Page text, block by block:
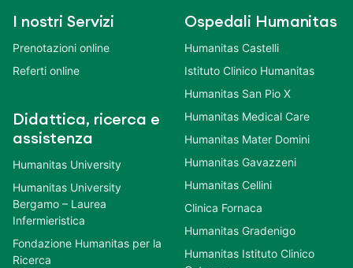
I nostri Servizi
Prenotazioni online
Referti online
Didattica, ricerca e
assistenza
Humanitas University
Humanitas University
Bergamo – Laurea
Infermieristica
Fondazione Humanitas per la
Ricerca
Ospedali Humanitas
Humanitas Castelli
Istituto Clinico Humanitas
Humanitas San Pio X
Humanitas Medical Care
Humanitas Mater Domini
Humanitas Gavazzeni
Humanitas Cellini
Clinica Fornaca
Humanitas Gradenigo
Humanitas Istituto Clinico